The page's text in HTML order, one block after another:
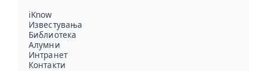
iKnow
Известувања
Библиотека
Алумни
Интранет
Контакти